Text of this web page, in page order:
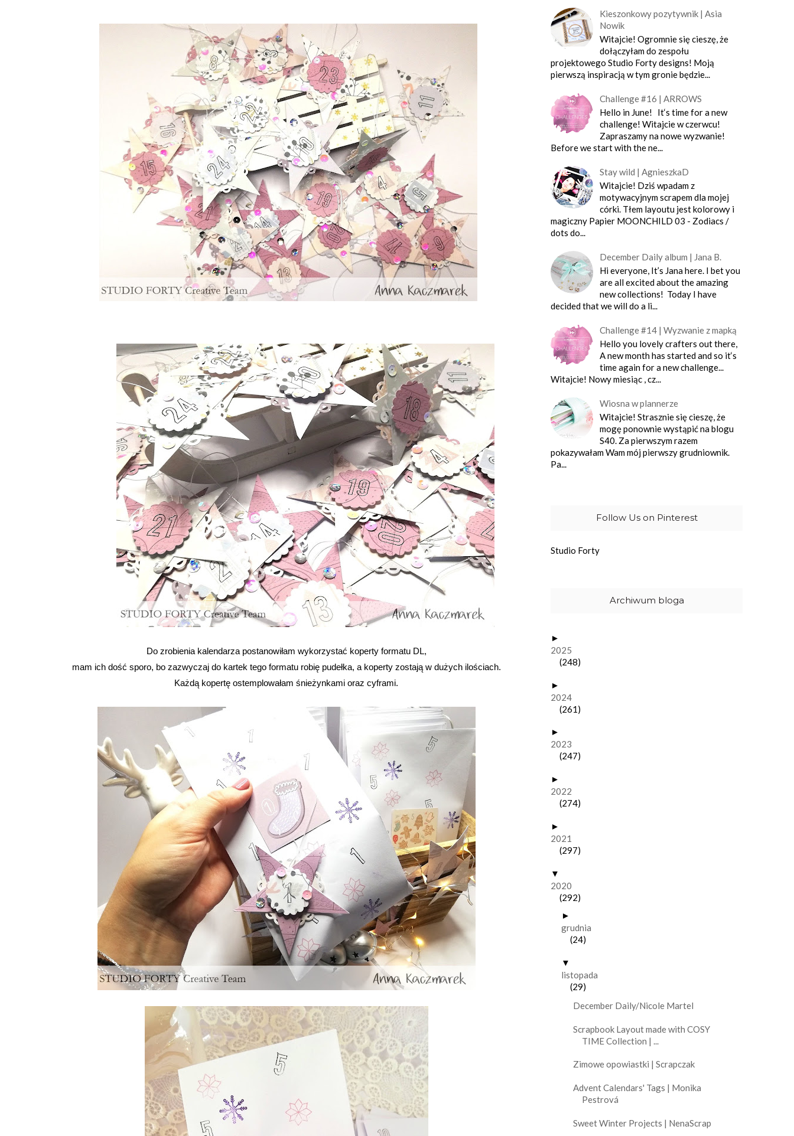
Do zrobienia kalendarza postanowiłam wykorzystać koperty formatu DL,
mam ich dość sporo, bo zazwyczaj do kartek tego formatu robię pudełka, a koperty zostają w dużych ilościach.
Każdą kopertę ostemplowałam śnieżynkami oraz cyframi.
Kieszonkowy pozytywnik | Asia
Nowik
Witajcie! Ogromnie się cieszę, że
dołączyłam do zespołu
projektowego Studio Forty designs! Moją
pierwszą inspiracją w tym gronie będzie...
Challenge #16 | ARROWS
Hello in June! It‘s time for a new
challenge! Witajcie w czerwcu!
Zapraszamy na nowe wyzwanie!
Before we start with the ne...
Stay wild | AgnieszkaD
Witajcie! Dziś wpadam z
motywacyjnym scrapem dla mojej
córki. Tłem layoutu jest kolorowy i
magiczny Papier MOONCHILD 03 - Zodiacs /
dots do...
December Daily album | Jana B.
Hi everyone, It’s Jana here. I bet you
are all excited about the amazing
new collections! Today I have
decided that we will do a li...
Challenge #14 | Wyzwanie z mapką
Hello you lovely crafters out there,
A new month has started and so it‘s
time again for a new challenge...
Witajcie! Nowy miesiąc , cz...
Wiosna w plannerze
Witajcie! Strasznie się cieszę, że
mogę ponownie wystąpić na blogu
S40. Za pierwszym razem
pokazywałam Wam mój pierwszy grudniownik.
Pa...
Follow Us on Pinterest
Studio Forty
Archiwum bloga
►
2025
(248)
►
2024
(261)
►
2023
(247)
►
2022
(274)
►
2021
(297)
▼
2020
(292)
►
grudnia
(24)
▼
listopada
(29)
December Daily/Nicole Martel
Scrapbook Layout made with COSY
TIME Collection | ...
Zimowe opowiastki | Scrapczak
Advent Calendars' Tags | Monika
Pestrová
Sweet Winter Projects | NenaScrap